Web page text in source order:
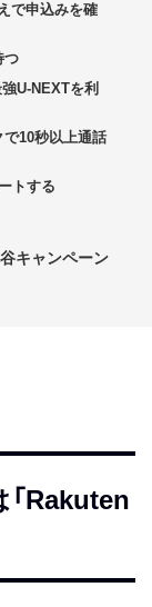
で申込みを確
つ
U-NEXTを利
10秒以上通話
トする
キャンペーン
Rakuten